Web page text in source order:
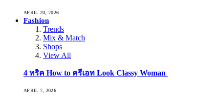
APRIL 20, 2026
Fashion
Trends
Mix & Match
Shops
View All
4 ทริค How to ครีเอท Look Classy Woman
APRIL 7, 2026